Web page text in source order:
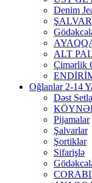
Denim
ALT
Çimərlik
Oğlanlar 2-14
Dəst
Pijamalar
Şalvarlar
Şortiklar
Sifarişlə